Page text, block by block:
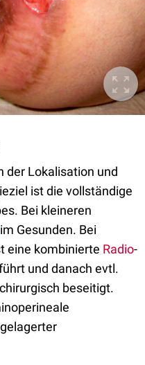
der Lokalisation und
ist die vollständige
Bei kleineren
im Gesunden. Bei
eine kombinierte Radio-
und danach evtl.
beseitigt.